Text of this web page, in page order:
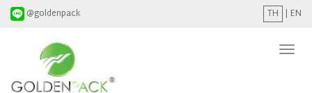
@goldenpack TH | EN